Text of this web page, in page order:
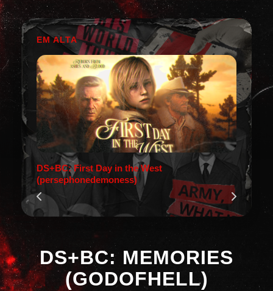
EM ALTA
DS+BC: First Day in the West
(persephonedemoness)
DS+BC: MEMORIES
(GODOFHELL)